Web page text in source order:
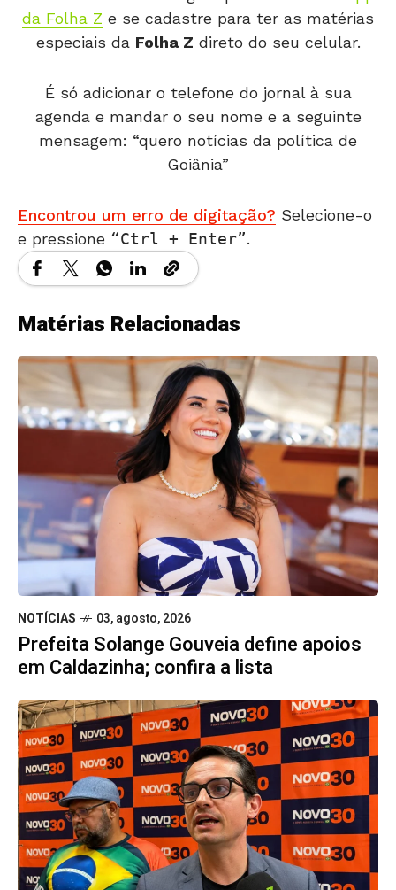
da Folha Z e se cadastre para ter as matérias
especiais da Folha Z direto do seu celular.
É só adicionar o telefone do jornal à sua
agenda e mandar o seu nome e a seguinte
mensagem: “quero notícias da política de
Goiânia”
Encontrou um erro de digitação? Selecione-o
e pressione
Ctrl + Enter .
Matérias Relacionadas
NOTÍCIAS 03, agosto, 2026
Prefeita Solange Gouveia define apoios
em Caldazinha; confira a lista